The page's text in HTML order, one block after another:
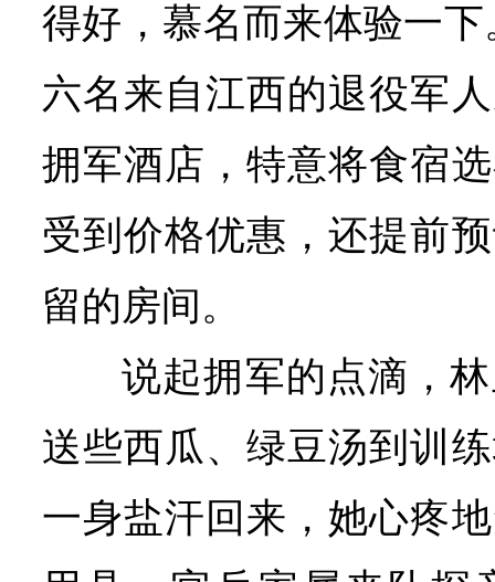
得好，慕名而来体验一下
六名来自江西的退役军
拥军酒店，特意将食宿
受到价格优惠，还提前
留的房间。
说起拥军的点滴，
送些西瓜、绿豆汤到训
一身盐汗回来，她心疼